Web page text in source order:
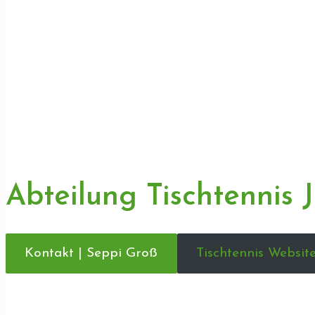
Abteilung Tischtennis
Kontakt | Seppi Groß Tischtennis Website